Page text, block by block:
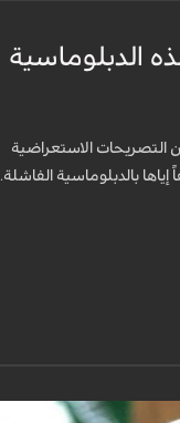
الدبلوماسية
التصريحات الاستعراضية
بالدبلوماسية الفاشلة.